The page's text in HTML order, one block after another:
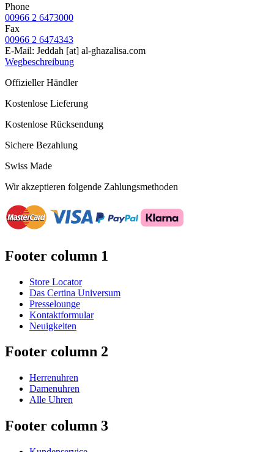
Phone
00966 2 6473000
Fax
00966 2 6474343
E-Mail: Jeddah [at] al-ghazalisa.com
Wegbeschreibung
Offizieller Händler
Kostenlose Lieferung
Kostenlose Rücksendung
Sichere Bezahlung
Swiss Made
Wir akzeptieren folgende Zahlungsmethoden
Footer column 1
Store Locator
Das Certina Universum
Presselounge
Kontaktformular
Neuigkeiten
Footer column 2
Herrenuhren
Damenuhren
Alle Uhren
Footer column 3